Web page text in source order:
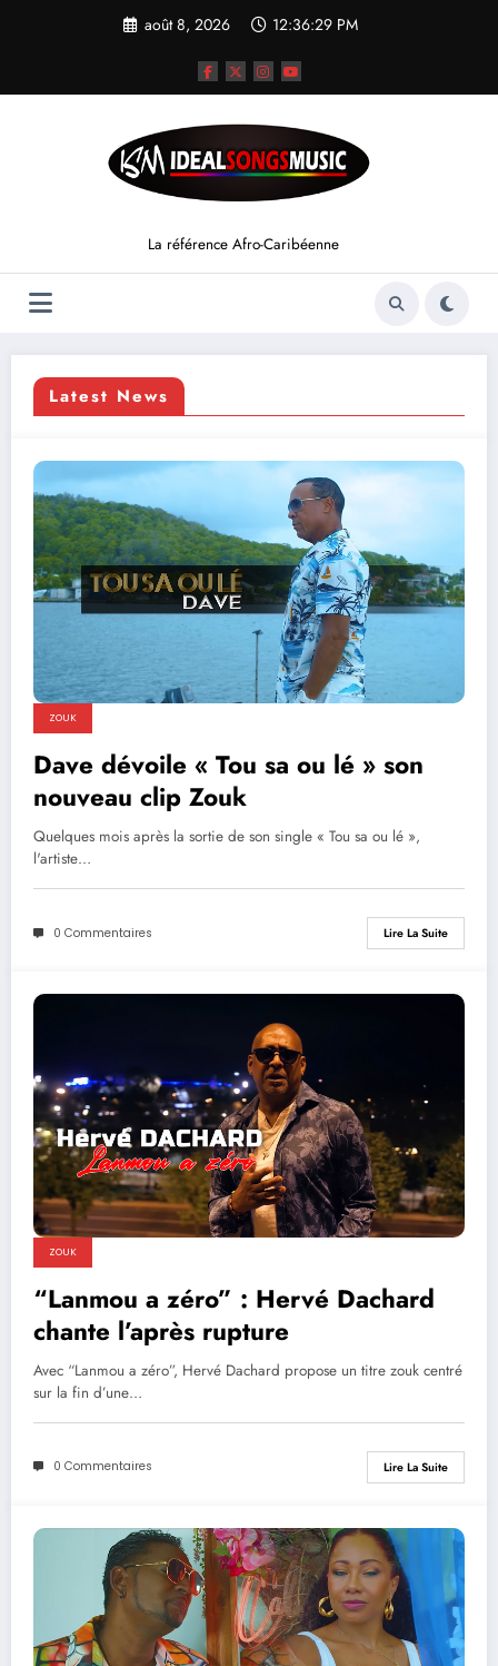
août 8, 2026 12:36:30 PM
La référence Afro-Caribéenne
Latest News
ZOUK
Dave dévoile « Tou sa ou lé » son
nouveau clip Zouk
Quelques mois après la sortie de son single « Tou sa ou lé »,
l'artiste…
0 Commentaires Lire La Suite
ZOUK
“Lanmou a zéro” : Hervé Dachard
chante l’après rupture
Avec “Lanmou a zéro”, Hervé Dachard propose un titre zouk centré
sur la fin d’une…
0 Commentaires Lire La Suite